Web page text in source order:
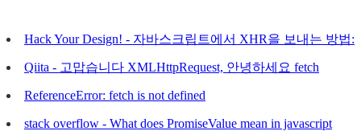
Hack Your Design! - 자바스크립트에서 XHR을 보내는 방법:
Qiita - 고맙습니다 XMLHttpRequest, 안녕하세요 fetch
ReferenceError: fetch is not defined
stack overflow - What does PromiseValue mean in javascript